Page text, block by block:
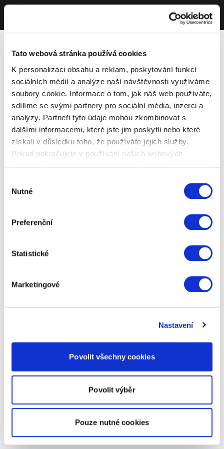
Tato webová stránka používá cookies
K personalizaci obsahu a reklam, poskytování funkcí
sociálních médií a analýze naší návštěvnosti využíváme
soubory cookie. Informace o tom, jak náš web používáte,
sdílíme se svými partnery pro sociální média, inzerci a
analýzy. Partneři tyto údaje mohou zkombinovat s
dalšími informacemi, které jste jim poskytli nebo které
získali v důsledku toho, že používáte jejich služby.
Pokud pokračujete v používání našich webových
souhlasu
Nutné
Preferenční
Statistické
Marketingové
Nastavení
Povolit všechny cookies
Povolit výběr
Pouze nutné cookies